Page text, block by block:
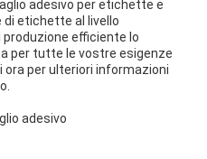
adesivo per etichette e
etichette al livello
efficiente lo
per tutte le vostre esigenze
per ulteriori informazioni
adesivo